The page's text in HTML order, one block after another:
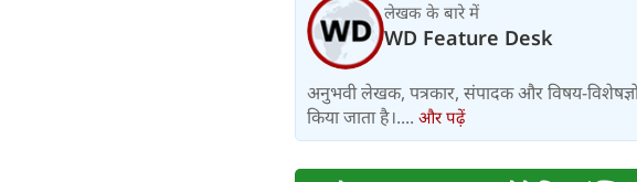
लेखक के बारे में
WD Feature Desk
अनुभवी लेखक, पत्रकार, संपादक और विषय-
किया जाता है।.... और पढ़ें